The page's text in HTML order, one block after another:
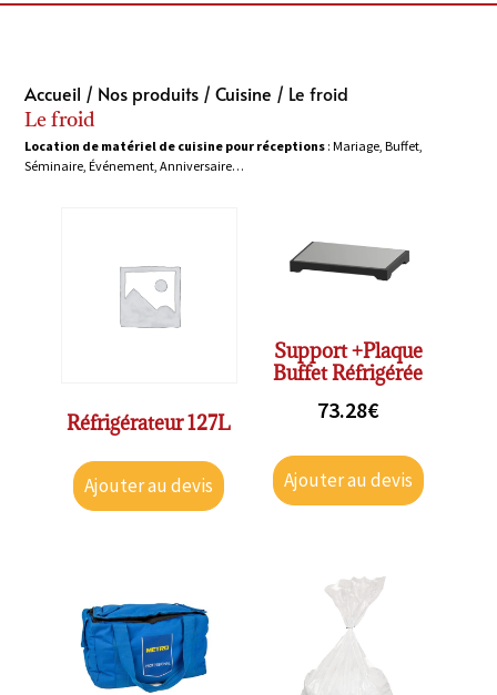
Accueil / Nos produits /Cuisine / Le froid
Le froid
Location de matériel de cuisine pour réceptions : Mariage, Buffet,
Séminaire, Événement, Anniversaire…
Réfrigérateur 127L
Ajouter au devis
Support +Plaque
Buffet Réfrigérée
73.28€
Ajouter au devis